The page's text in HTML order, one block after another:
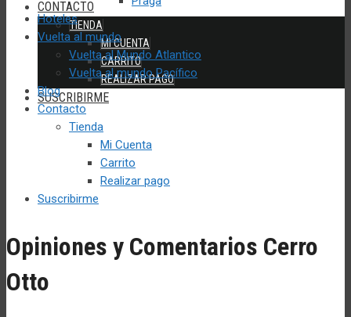
CONTACTO
TIENDA
MI CUENTA
CARRITO
REALIZAR PAGO
SUSCRIBIRME
Hoteles
Vuelta al mundo
Vuelta al Mundo Atlantico
Vuelta al mundo Pacífico
Blog
Contacto
Tienda
Mi Cuenta
Carrito
Realizar pago
Suscribirme
Opiniones y Comentarios Cerro
Otto